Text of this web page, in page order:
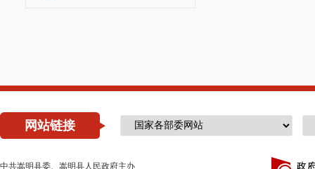
网站链接
中共嵩明县委、嵩明县人民政府主办